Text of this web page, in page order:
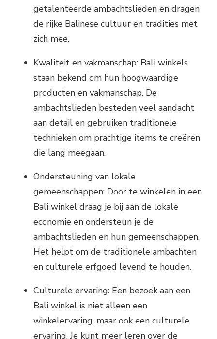
getalenteerde ambachtslieden en dragen
de rijke Balinese cultuur en tradities met
zich mee.
Kwaliteit en vakmanschap: Bali winkels
staan bekend om hun hoogwaardige
producten en vakmanschap. De
ambachtslieden besteden veel aandacht
aan detail en gebruiken traditionele
technieken om prachtige items te creëren
die lang meegaan.
Ondersteuning van lokale
gemeenschappen: Door te winkelen in een
Bali winkel draag je bij aan de lokale
economie en ondersteun je de
ambachtslieden en hun gemeenschappen.
Het helpt om de traditionele ambachten
en culturele erfgoed levend te houden.
Culturele ervaring: Een bezoek aan een
Bali winkel is niet alleen een
winkelervaring, maar ook een culturele
ervaring. Je kunt meer leren over de